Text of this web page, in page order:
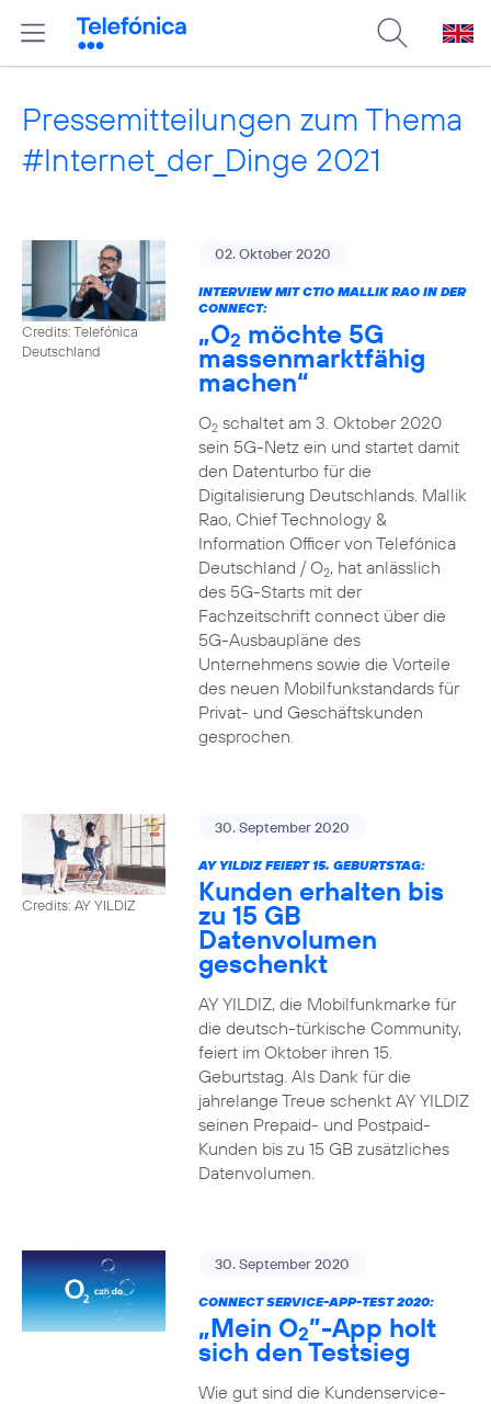
Pressemitteilungen zum Thema
#Internet_der_Dinge 2021
Credits: Telefónica
Deutschland
02. Oktober 2020
INTERVIEW MIT CTIO MALLIK RAO IN DER
CONNECT:
„O2 möchte 5G
massenmarktfähig
machen“
O2schaltet am 3. Oktober 2020
sein 5G-Netz ein und startet damit
den Datenturbo für die
Digitalisierung Deutschlands. Mallik
Rao, Chief Technology &
Information Officer von Telefónica
Deutschland / O2, hat anlässlich
des 5G-Starts mit der
Fachzeitschrift connect über die
5G-Ausbaupläne des
Unternehmens sowie die Vorteile
des neuen Mobilfunkstandards für
Privat- und Geschäftskunden
gesprochen.
Credits: AY YILDIZ
30. September 2020
AY YILDIZ FEIERT 15. GEBURTSTAG:
Kunden erhalten bis
zu 15 GB
Datenvolumen
geschenkt
AY YILDIZ, die Mobilfunkmarke für
die deutsch-türkische Community,
feiert im Oktober ihren 15.
Geburtstag. Als Dank für die
jahrelange Treue schenkt AY YILDIZ
seinen Prepaid- und Postpaid-
Kunden bis zu 15 GB zusätzliches
Datenvolumen.
30. September 2020
CONNECT SERVICE-APP-TEST 2020:
„Mein O2”-App holt
sich den Testsieg
Wie gut sind die Kundenservice-